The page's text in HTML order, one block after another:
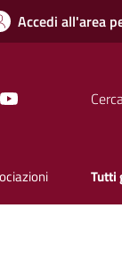
Accedi all'area
Tutti